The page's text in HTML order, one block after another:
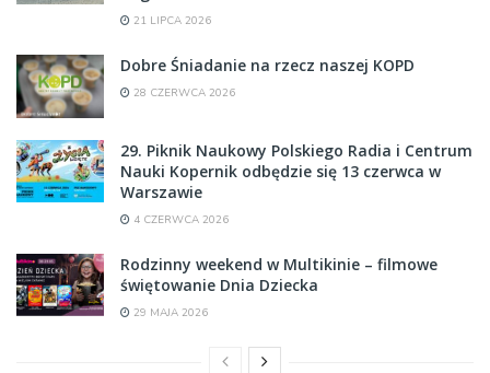
21 LIPCA 2026
Dobre Śniadanie na rzecz naszej KOPD
28 CZERWCA 2026
29. Piknik Naukowy Polskiego Radia i Centrum
Nauki Kopernik odbędzie się 13 czerwca w
Warszawie
4 CZERWCA 2026
Rodzinny weekend w Multikinie – filmowe
świętowanie Dnia Dziecka
29 MAJA 2026